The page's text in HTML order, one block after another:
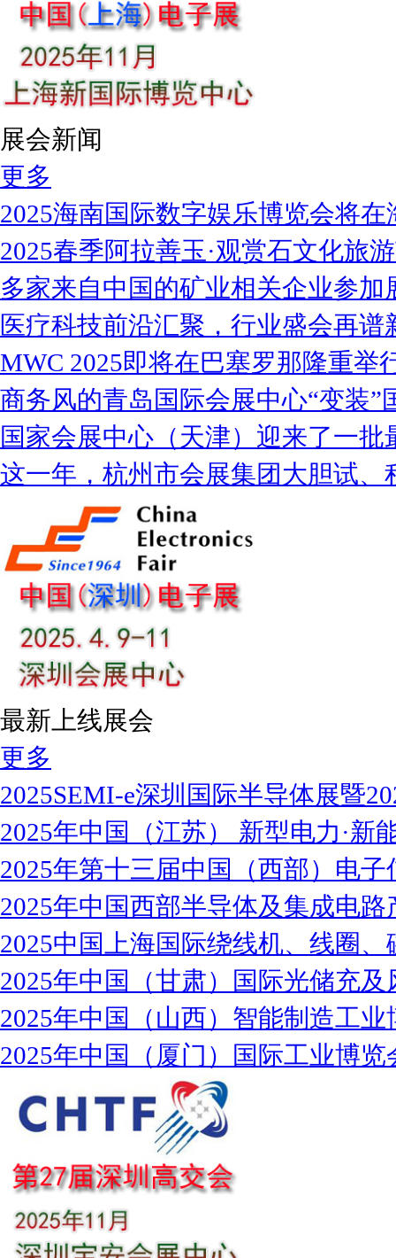
展会新闻
更多
2025海南国际数字娱乐博览会将在
2025春季阿拉善玉·观赏石文化旅
多家来自中国的矿业相关企业参加
医疗科技前沿汇聚，行业盛会再谱
MWC 2025即将在巴塞罗那隆重举
商务风的青岛国际会展中心“变装”
国家会展中心（天津）迎来了一批
这一年，杭州市会展集团大胆试、
最新上线展会
更多
2025SEMI-e深圳国际半导体展暨
2025年中国（江苏） 新型电力·新
2025年第十三届中国（西部）电子
2025年中国西部半导体及集成电路
2025中国上海国际绕线机、线圈、
2025年中国（甘肃）国际光储充及
2025年中国（山西）智能制造工业
2025年中国（厦门）国际工业博览